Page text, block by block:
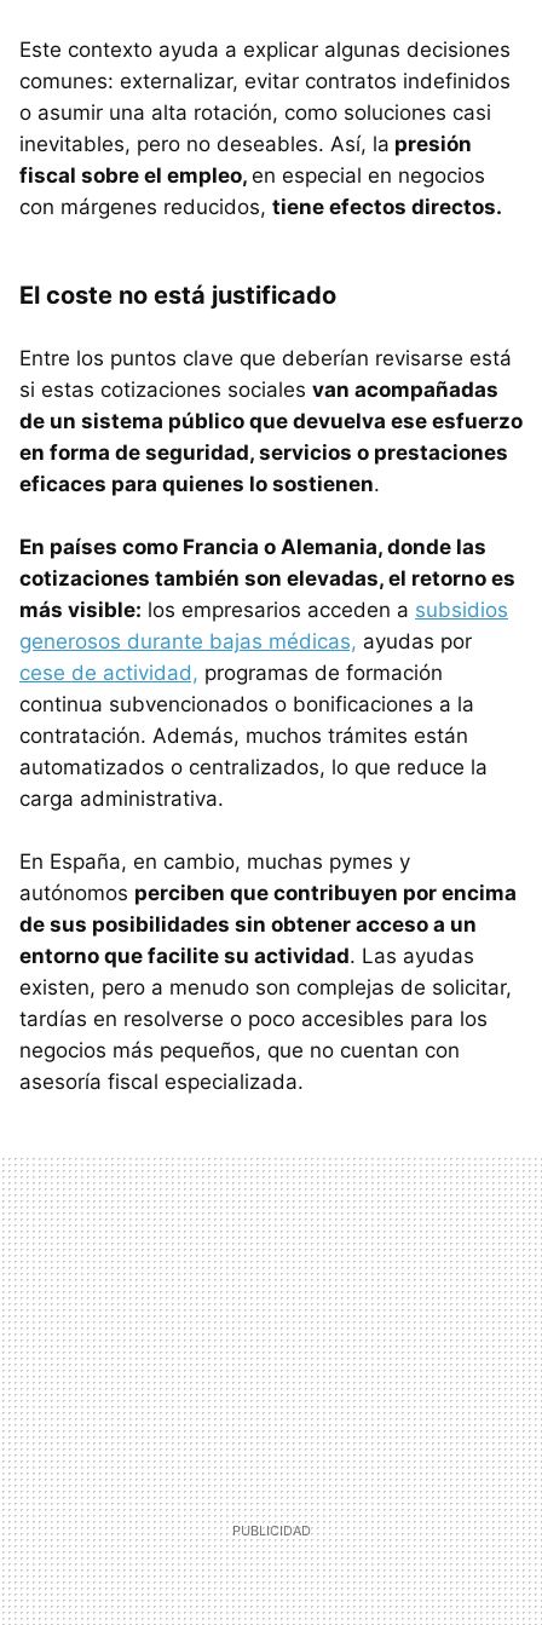
Este contexto ayuda a explicar algunas decisiones
comunes: externalizar, evitar contratos indefinidos
o asumir una alta rotación, como soluciones casi
inevitables, pero no deseables. Así, la presión
fiscal sobre el empleo, en especial en negocios
con márgenes reducidos, tiene efectos directos.
El coste no está justificado
Entre los puntos clave que deberían revisarse está
si estas cotizaciones sociales van acompañadas
de un sistema público que devuelva ese esfuerzo
en forma de seguridad, servicios o prestaciones
eficaces para quienes lo sostienen.
En países como Francia o Alemania, donde las
cotizaciones también son elevadas, el retorno es
más visible: los empresarios acceden a subsidios
generosos durante bajas médicas, ayudas por
cese de actividad, programas de formación
continua subvencionados o bonificaciones a la
contratación. Además, muchos trámites están
automatizados o centralizados, lo que reduce la
carga administrativa.
En España, en cambio, muchas pymes y
autónomos perciben que contribuyen por encima
de sus posibilidades sin obtener acceso a un
entorno que facilite su actividad. Las ayudas
existen, pero a menudo son complejas de solicitar,
tardías en resolverse o poco accesibles para los
negocios más pequeños, que no cuentan con
asesoría fiscal especializada.